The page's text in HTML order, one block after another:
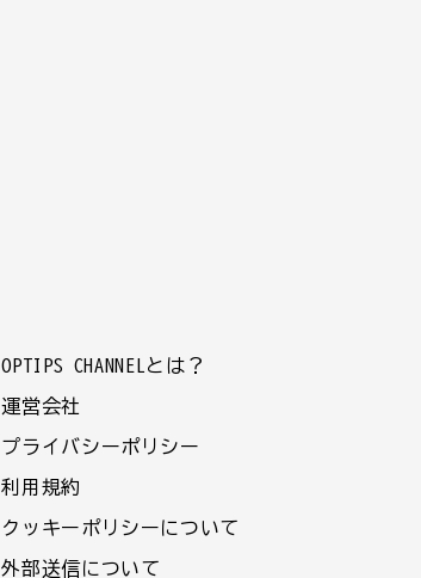
OPTIPS CHANNELとは？
運営会社
プライバシーポリシー
利用規約
クッキーポリシーについて
外部送信について